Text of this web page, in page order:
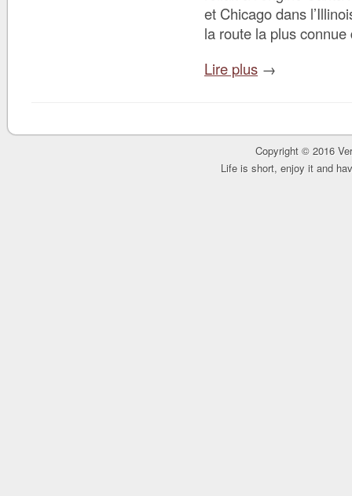
et Chicago dans
la route la plus
Lire plus →
Copyright © 2016
Life is short, enjoy it and